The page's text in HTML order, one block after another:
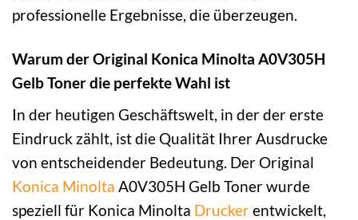
professionelle Ergebnisse, die überzeugen.
Warum der Original Konica Minolta A0V305H
Gelb Toner die perfekte Wahl ist
In der heutigen Geschäftswelt, in der der erste
Eindruck zählt, ist die Qualität Ihrer Ausdrucke
von entscheidender Bedeutung. Der Original
Konica Minolta A0V305H Gelb Toner wurde
speziell für Konica Minolta Druckerentwickelt,